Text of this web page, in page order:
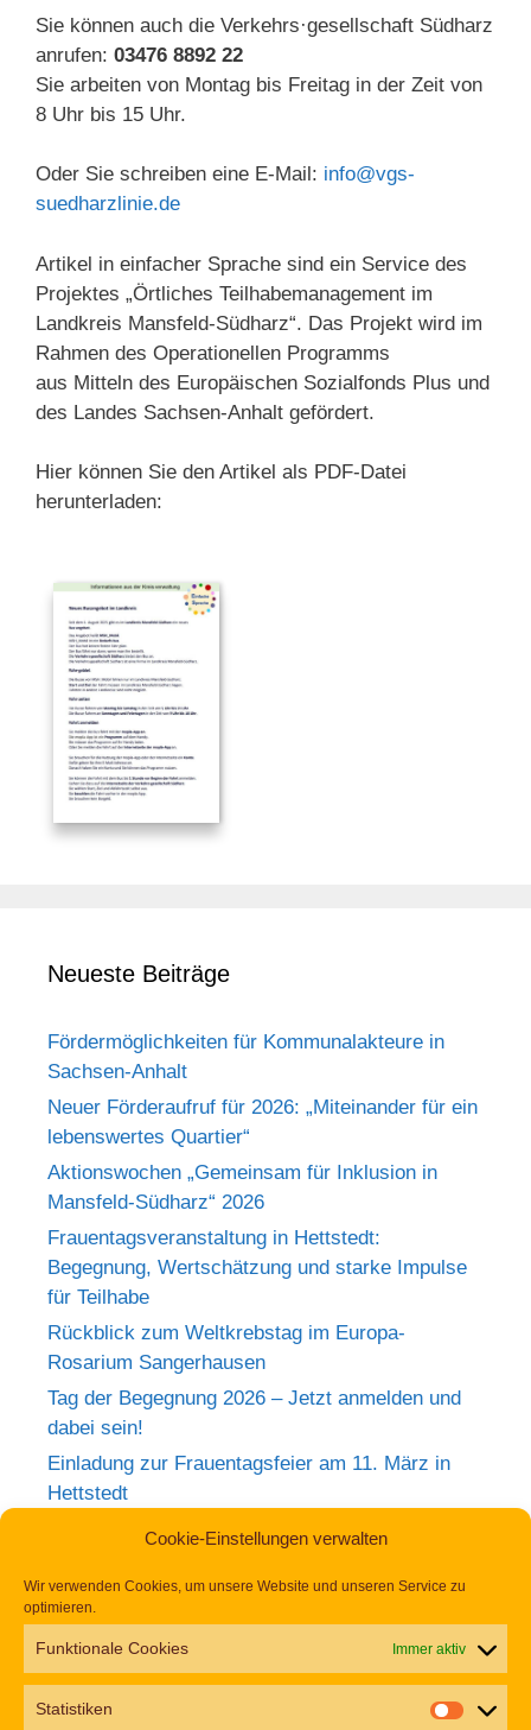
Cookie-Einstellungen verwalten
Wir verwenden Cookies, um unsere Website und unseren Service zu
optimieren.
Funktionale Cookies Immer aktiv
Statistiken
Sie können auch die Verkehrs·gesellschaft Südharz
anrufen: 03476 8892 22
Sie arbeiten von Montag bis Freitag in der Zeit von
8 Uhr bis 15 Uhr.
Oder Sie schreiben eine E-Mail: info@vgs-
suedharzlinie.de
Artikel in einfacher Sprache sind ein Service des
Projektes „Örtliches Teilhabemanagement im
Landkreis Mansfeld-Südharz“. Das Projekt wird im
Rahmen des Operationellen Programms
aus Mitteln des Europäischen Sozialfonds Plus und
des Landes Sachsen-Anhalt gefördert.
Hier können Sie den Artikel als PDF-Datei
herunterladen:
Neueste Beiträge
Fördermöglichkeiten für Kommunalakteure in
Sachsen-Anhalt
Neuer Förderaufruf für 2026: „Miteinander für ein
lebenswertes Quartier“
Aktionswochen „Gemeinsam für Inklusion in
Mansfeld-Südharz“ 2026
Frauentagsveranstaltung in Hettstedt:
Begegnung, Wertschätzung und starke Impulse
für Teilhabe
Rückblick zum Weltkrebstag im Europa-
Rosarium Sangerhausen
Tag der Begegnung 2026 – Jetzt anmelden und
dabei sein!
Einladung zur Frauentagsfeier am 11. März in
Hettstedt
Aufruf zu den Aktionswochen „Gemeinsam für
Alle Artikel in einfacher Sprache finden Sie in der